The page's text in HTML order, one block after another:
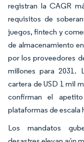
registran la CAGR
requisitos de
juegos, fintech y
de almacenamiento
por los proveedores
millones para 2031.
cartera de USD 1 mil
confirman el
plataformas de escala
Los mandatos